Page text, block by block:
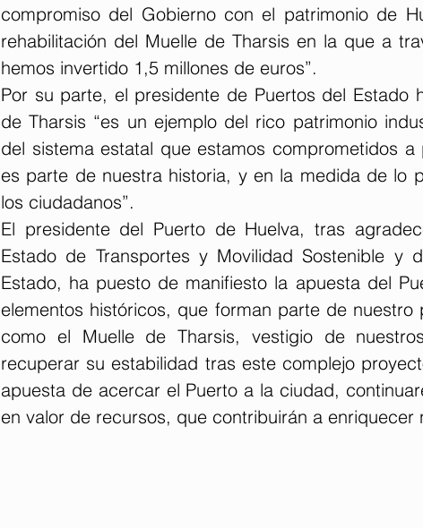
compromiso del Gobierno con el patrimonio de
rehabilitación del Muelle de Tharsis en la que a
hemos invertido 1,5 millones de euros”.
Por su parte, el presidente de Puertos del Estado
de Tharsis “es un ejemplo del rico patrimonio
del sistema estatal que estamos comprometidos
es parte de nuestra historia, y en la medida de lo
los ciudadanos”.
El presidente del Puerto de Huelva, tras
Estado de Transportes y Movilidad Sostenible y
Estado, ha puesto de manifiesto la apuesta del
elementos históricos, que forman parte de nuestro
como el Muelle de Tharsis, vestigio de
recuperar su estabilidad tras este complejo
apuesta de acercar el Puerto a la ciudad,
en valor de recursos, que contribuirán a enriquecer